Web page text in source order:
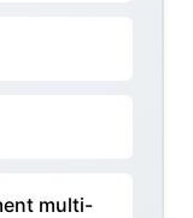
multi-